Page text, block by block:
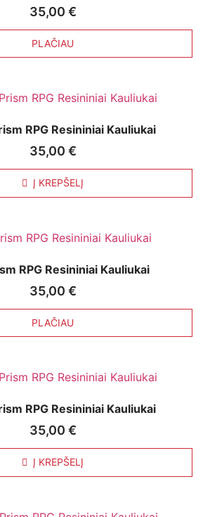
35,00 €
PLAČIAU
RPG Resininiai Kauliukai
35,00 €
Į KREPŠELĮ
RPG Resininiai Kauliukai
35,00 €
PLAČIAU
RPG Resininiai Kauliukai
35,00 €
Į KREPŠELĮ